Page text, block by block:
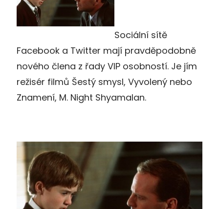
Sociální sítě
Facebook a Twitter mají pravděpodobně
nového člena z řady VIP osobností. Je jím
režisér filmů Šestý smysl, Vyvolený nebo
Znamení, M. Night Shyamalan.